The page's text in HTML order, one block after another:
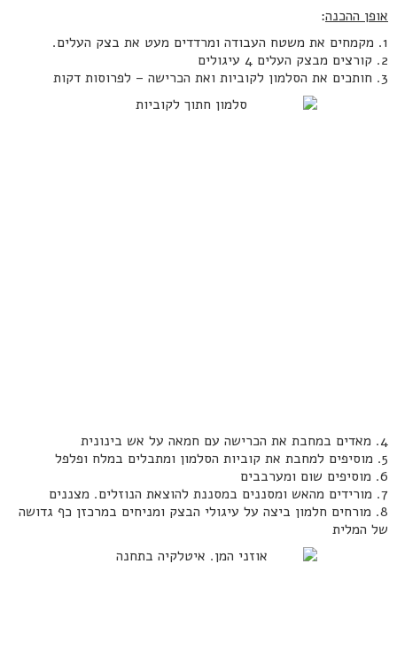
אופן ההכנה:
1. מקמחים את משטח העבודה ומרדדים מעט את בצק העלים.
2. קורצים מבצק העלים 4 עיגולים
3. חותכים את הסלמון לקוביות ואת הכרישה – לפרוסות דקות
4. מאדים במחבת את הכרישה עם חמאה על אש בינונית
5. מוסיפים למחבת את קוביות הסלמון ומתבלים במלח ופלפל
6. מוסיפים שום ומערבבים
7. מורידים מהאש ומסננים במסננת להוצאת הנוזלים. מצננים
8. מורחים חלמון ביצה על עיגולי הבצק ומניחים במרכזן כף גדושה
של המלית